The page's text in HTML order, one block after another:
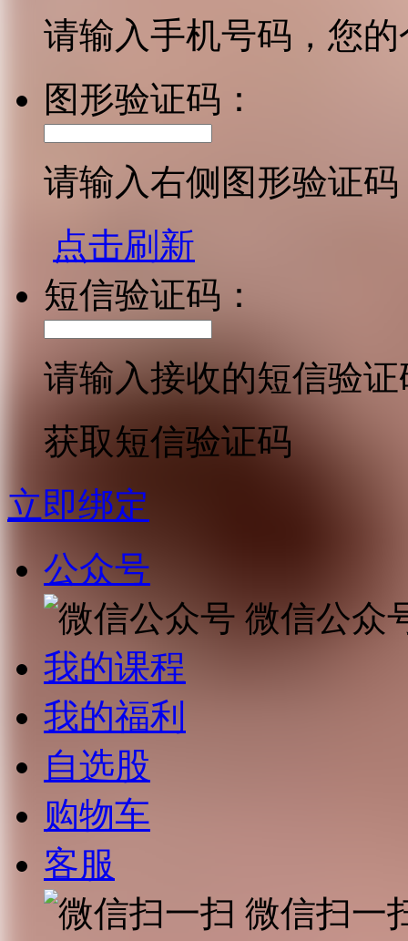
请输入手机号码，您
图形验证码：
请输入右侧图形验证码
点击刷新
短信验证码：
请输入接收的短信验证
获取短信验证码
立即绑定
公众号
微信公众
我的课程
我的福利
自选股
购物车
客服
微信扫一